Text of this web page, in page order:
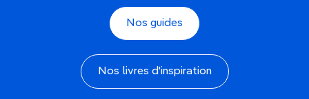
Nos guides
Nos livres d'inspiration